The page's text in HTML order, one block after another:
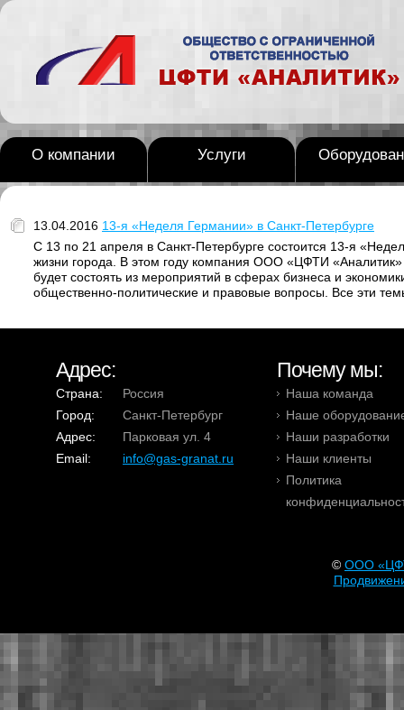
О компании Услуги
13.04.2016 13-я «Неделя Германии» в Санкт-Петербурге
С 13 по 21 апреля в Санкт-Петербурге состоится 13-я
жизни города. В этом году компания ООО «ЦФТИ
будет состоять из мероприятий в сферах бизнеса и
общественно-политические и правовые вопросы. Все эти
Адрес:
Страна:
Россия
Город:
Санкт-Петербург
Адрес:
Парковая ул. 4
Email:
info@gas-granat.ru
Почему мы:
Наша команда
Наше
Наши разработки
Наши клиенты
Политика
© OOO